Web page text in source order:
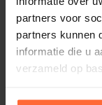
partners voor
partners kunnen
informatie die u
verzameld op
Dit is een
de output van
gedurende de
Samen met
van de
Astral
folie)
73,45